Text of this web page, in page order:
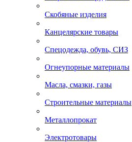
Скобяные изделия
Канцелярские товары
Спецодежда, обувь, СИЗ
Огнеупорные материалы
Масла, смазки, газы
Строительные материалы
Металлопрокат
Электротовары